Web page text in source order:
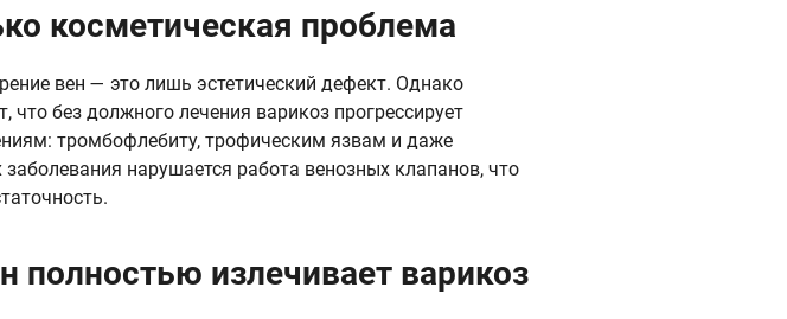
косметическая проблема
вен — это лишь эстетический дефект. Однако
без должного лечения варикоз прогрессирует
тромбофлебиту, трофическим язвам и даже
нарушается работа венозных клапанов, что
излечивает варикоз